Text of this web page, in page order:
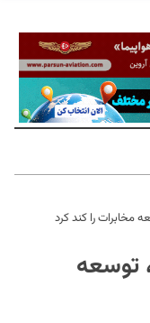
مخابرات را کند کرد
توسعه